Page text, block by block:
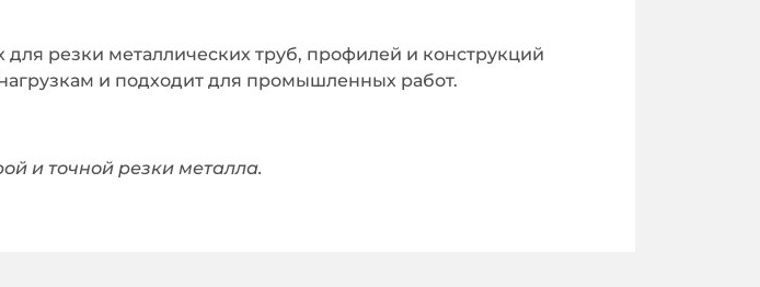
резки металлических труб, профилей и конструкций
и подходит для промышленных работ.
и точной резки металла.